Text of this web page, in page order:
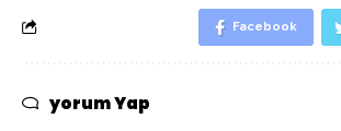
Facebook
yorum Yap